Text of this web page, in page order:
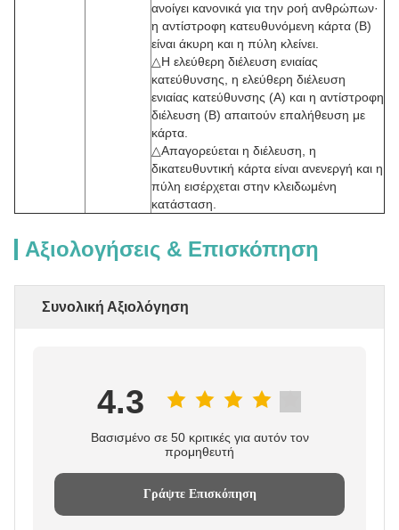
ανοίγει κανονικά για την ροή ανθρώπων·
η αντίστροφη κατευθυνόμενη κάρτα (Β)
είναι άκυρη και η πύλη κλείνει.
△Η ελεύθερη διέλευση ενιαίας
κατεύθυνσης, η ελεύθερη διέλευση
ενιαίας κατεύθυνσης (A) και η αντίστροφη
διέλευση (B) απαιτούν επαλήθευση με
κάρτα.
△Απαγορεύεται η διέλευση, η
δικατευθυντική κάρτα είναι ανενεργή και η
πύλη εισέρχεται στην κλειδωμένη
κατάσταση.
Αξιολογήσεις & Επισκόπηση
Συνολική Αξιολόγηση
4.3
Βασισμένο σε 50 κριτικές για αυτόν τον
προμηθευτή
Γράψτε Επισκόπηση